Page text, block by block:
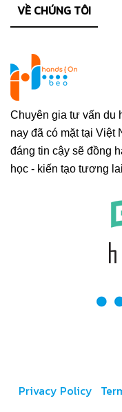
Chuyên gia tư vấn du
nay đã có mặt tại Việt
đáng tin cậy sẽ đồng
học - kiến tạo tương
VỀ CHÚNG TÔI
Privacy Policy